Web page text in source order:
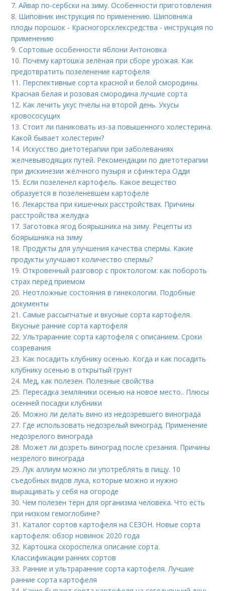
7.Айвар по-сербски на зиму. Особенности приготовления
8. Шиповник инструкция по применению. Шиповника
плоды порошок - Красногорсклексредства - инструкция по
применению
9.Сортовые особенности яблони Антоновка
10. Почему картошка зелёная при сборе урожая. Как
предотвратить позеленение картофеля
11. Перспективные сорта красной и белой смородины.
Красная белая и розовая смородина лучшие сорта
12. Как лечить укус пчелы на второй день. Укусы
кровососущих
13.Стоит ли паниковать из-за повышенного холестерина.
Какой бывает холестерин?
14. Искусство диетотерапии при заболеваниях
желчевыводящих путей. Рекомендации по диетотерапии
при дискинезии жёлчного пузыря и сфинктера Одди
15. Если позеленел картофель. Какое вещество
образуется в позеленевшем картофеле
16.Лекарства при кишечных расстройствах. Причины
расстройства желудка
17.Заготовка ягод боярышника на зиму. Рецепты из
боярышника на зиму
18. Продукты для улучшения качества спермы. Какие
продукты улучшают количество спермы?
19.Откровенный разговор с проктологом: как побороть
страх перед приемом
20. Неотложные состояния в гинекологии. Подобные
документы
21.Самые рассыпчатые и вкусные сорта картофеля.
Вкусные ранние сорта картофеля
22.Ультраранние сорта картофеля с описанием. Сроки
созревания
23. Как посадить клубнику осенью. Когда и как посадить
клубнику осенью в открытый грунт
24. Мед, как полезен. Полезные свойства
25. Пересадка земляники осенью на новое место.. Плюсы
осенней посадки клубники
26. Можно ли делать вино из недозревшего винограда
27. Где использовать недозрелый виноград. Применение
недозрелого винограда
28. Может ли дозреть виноград после срезания. Причины
незрелого винограда
29.Лук аллиум можно ли употреблять в пищу. 10
съедобных видов лука, которые можно и нужно
выращивать у себя на огороде
30.Чем полезен терн для организма человека. Что есть
при низком гемоглобине?
31. Каталог сортов картофеля на СЕЗОН. Новые сорта
картофеля: обзор новинок 2020 года
32. Картошка скороспелка описание сорта.
Классификации ранних сортов
33. Ранние и ультраранние сорта картофеля. Лучшие
ранние сорта картофеля